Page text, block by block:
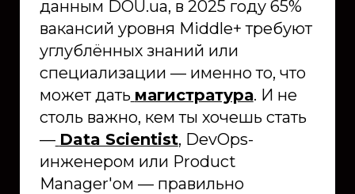
данным DOU.ua, в 2025 году 65%
вакансий уровня Middle+ требуют
углублённых знаний или
специализации — именно то, что
может дать магистратура. И не
столь важно, кем ты хочешь стать
— Data Scientist, DevOps-
инженером или Product
Manager'ом — правильно